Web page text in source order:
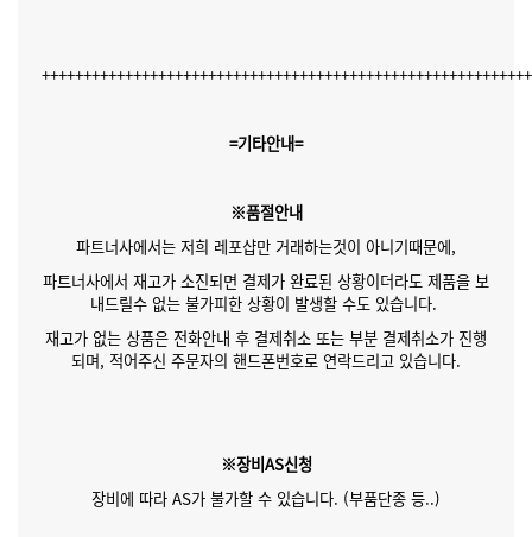
=기타안내=
※품절안내
파트너사에서는 저희 레포샵만 거래하는것이 아니기때문에,
파트너사에서 재고가 소진되면 결제가 완료된 상황이더라도 제품을 보
내드릴수 없는 불가피한 상황이 발생할 수도 있습니다.
재고가 없는 상품은 전화안내 후 결제취소 또는 부분 결제취소가 진행
되며, 적어주신 주문자의 핸드폰번호로 연락드리고 있습니다.
※장비AS신청
장비에 따라 AS가 불가할 수 있습니다. (부품단종 등..)